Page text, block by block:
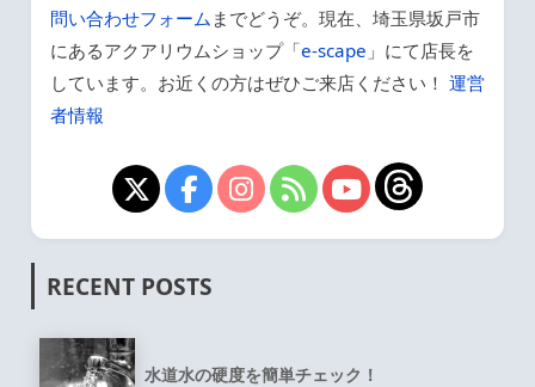
問い合わせフォーム までどうぞ。現在、埼玉県坂戸市
にあるアクアリウムショップ「e-scape 」にて店長を
しています。お近くの方はぜひご来店ください！ 運営
者情報
RECENT POSTS
水道水の硬度を簡単チェック！